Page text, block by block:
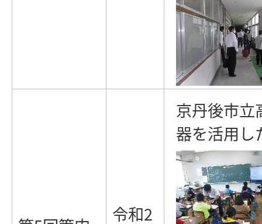
令和2
京丹後市立
器を活用し